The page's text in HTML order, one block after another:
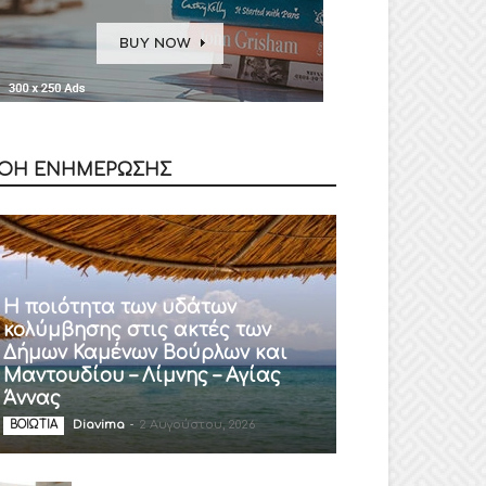
ΕΝΗΜΕΡΩΣΗΣ
Η ποιότητα των υδάτων
κολύμβησης στις ακτές των
Δήμων Καμένων Βούρλων και
Μαντουδίου – Λίμνης – Αγίας
Άννας
ΒΟΙΩΤΙΑ Diavima - 2 Αυγούστου, 2026